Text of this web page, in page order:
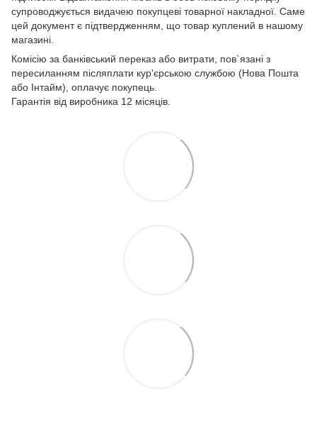
супроводжується видачею покупцеві товарної накладної. Саме
цей документ є підтвердженням, що товар куплений в нашому
магазині.
Комісію за банківський переказ або витрати, пов`язані з
пересиланням післяплати кур'єрською службою (Нова Пошта
або Інтайм), оплачує покупець.
Гарантія від виробника 12 місяців.